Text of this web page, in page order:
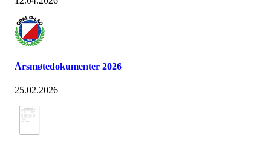
Årsmøtedokumenter 2026
25.02.2026